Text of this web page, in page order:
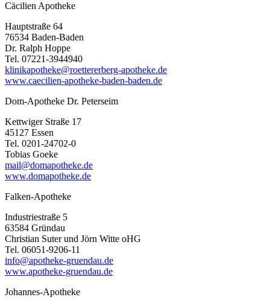
Cäcilien Apotheke
Hauptstraße 64
76534 Baden-Baden
Dr. Ralph Hoppe
Tel. 07221-3944940
klinikapotheke@roettererberg-apotheke.de
www.caecilien-apotheke-baden-baden.de
Dom-Apotheke Dr. Peterseim
Kettwiger Straße 17
45127 Essen
Tel. 0201-24702-0
Tobias Goeke
mail@domapotheke.de
www.domapotheke.de
Falken-Apotheke
Industriestraße 5
63584 Gründau
Christian Suter und Jörn Witte oHG
Tel. 06051-9206-11
info@apotheke-gruendau.de
www.apotheke-gruendau.de
Johannes-Apotheke